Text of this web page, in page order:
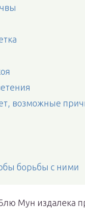
возможные
борьбы с ними
Мун издалека